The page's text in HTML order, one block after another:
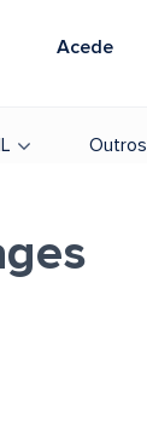
Acede
Outros